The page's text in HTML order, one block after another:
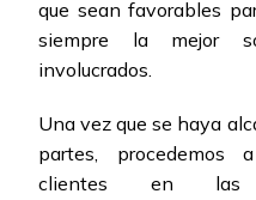
que sean favorables
siempre la mejor
involucrados.
Una vez que se haya
partes, procedemos
clientes en las